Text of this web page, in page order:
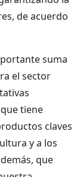
de acuerdo
suma
el sector
tiene
claves
y a los
que